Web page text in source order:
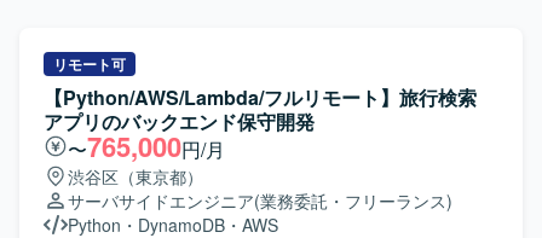
リモート可
【Python/AWS/Lambda/フルリモート】旅行検索
アプリのバックエンド保守開発
〜765,000円/月
渋谷区（東京都）
サーバサイドエンジニア(業務委託・フリーランス)
Python ・ DynamoDB ・ AWS